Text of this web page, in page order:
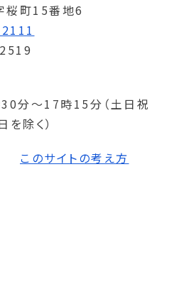
桜町15番地6
分～17時15分（土日祝
除く）
このサイトの考え方